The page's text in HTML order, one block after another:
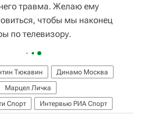
травма. Желаю ему
чтобы мы наконец
по телевизору.
Тюкавин
Динамо Москва
Марцел Личка
Спорт
Интервью РИА Спорт